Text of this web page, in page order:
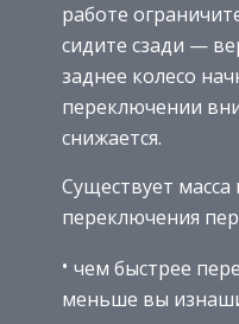
работе
сидите сзади —
заднее колесо
переключении
снижается.
Существует
переключения
чем быстрее
меньше вы